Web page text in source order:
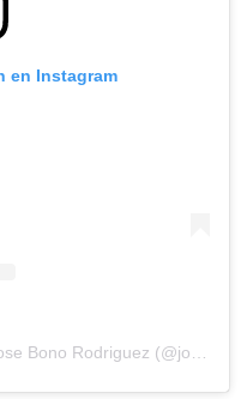
en Instagram
Una publicación compartida de Jose Bono Rodriguez (@josebonooficial)